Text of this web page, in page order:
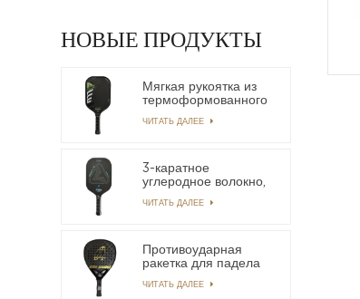
НОВЫЕ ПРОДУКТЫ
Мягкая рукоятка из
термоформованного
T-700 Легкая
Pickleball
ЧИТАТЬ ДАЛЕЕ
3-каратное
углеродное волокно,
термопенящаяся
ЧИТАТЬ ДАЛЕЕ
Противоударная
ракетка для падела
волокна 18k по
ЧИТАТЬ ДАЛЕЕ